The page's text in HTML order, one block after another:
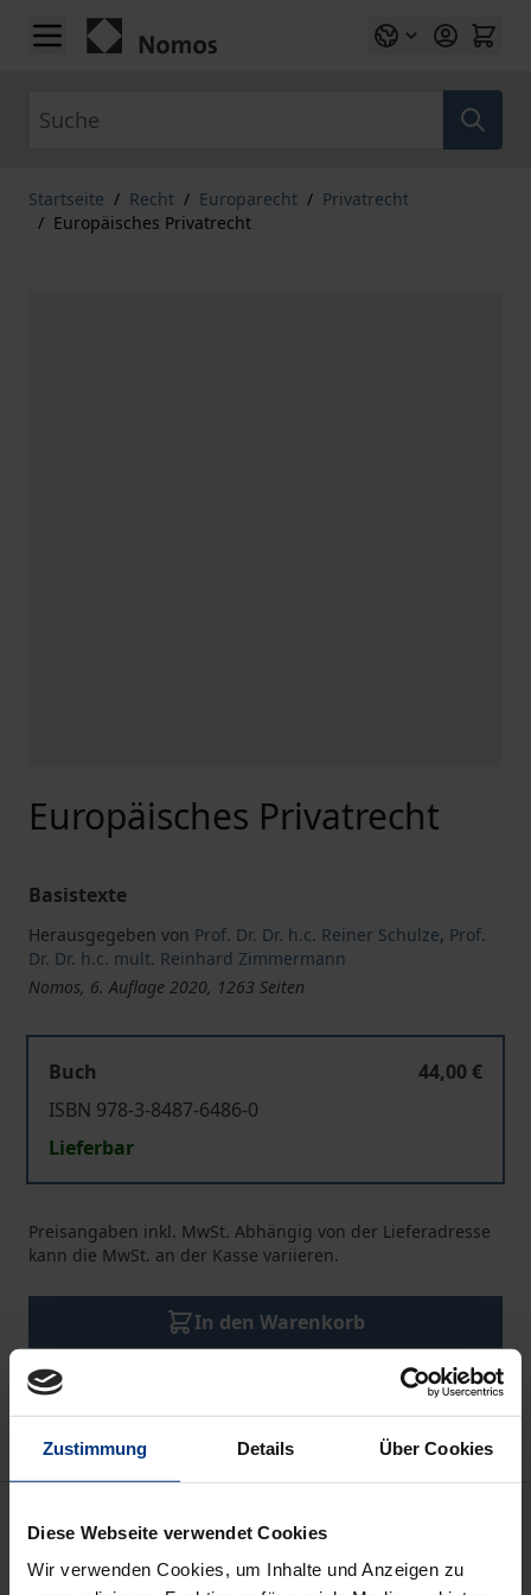
Zustimmung Details Über Cookies
Diese Webseite verwendet Cookies
Wir verwenden Cookies, um Inhalte und Anzeigen zu
Zum Inhalt springen
Startseite / Recht / Europarecht / Privatrecht
/ Europäisches Privatrecht
Europäisches Privatrecht
Basistexte
Herausgegeben von Prof. Dr. Dr. h.c. Reiner Schulze, Prof.
Dr. Dr. h.c. mult. Reinhard Zimmermann
Nomos, 6. Auflage 2020, 1263 Seiten
Buch
44,00 €
ISBN 978-3-8487-6486-0
Lieferbar
Preisangaben inkl. MwSt. Abhängig von der Lieferadresse
kann die MwSt. an der Kasse variieren.
In den Warenkorb
Hinweise zu Versandkosten
Die umfassend aktualisierte Textsammlung zum